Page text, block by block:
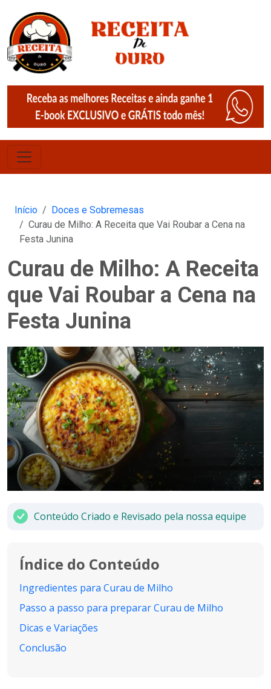
Início
Doces e Sobremesas
Curau de Milho: A Receita que Vai Roubar a Cena na
Festa Junina
Curau de Milho: A Receita
que Vai Roubar a Cena na
Festa Junina
Conteúdo Criado e Revisado pela nossa equipe
Índice do Conteúdo
Ingredientes para Curau de Milho
Passo a passo para preparar Curau de Milho
Dicas e Variações
Conclusão